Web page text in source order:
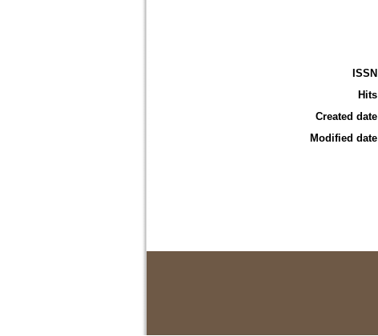
ISSN
Hits
Created date
Modified date